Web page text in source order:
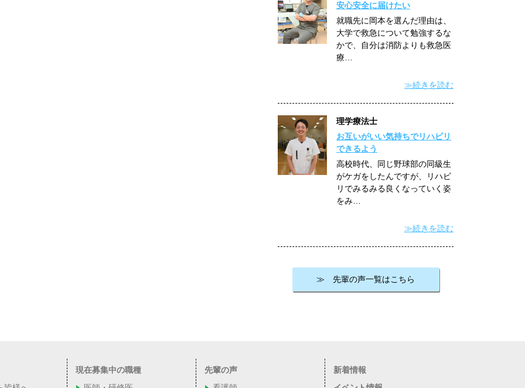
安心安全に届けたい
就職先に岡本を選んだ理由は、
大学で救急について勉強するな
かで、自分は消防よりも救急医
療…
≫続きを読む
理学療法士
お互いがいい気持ちでリハビリ
できるよう
高校時代、同じ野球部の同級生
がケガをしたんですが、リハビ
リでみるみる良くなっていく姿
をみ…
≫続きを読む
≫ 先輩の声一覧はこちら
現在募集中の職種
先輩の声
新着情報